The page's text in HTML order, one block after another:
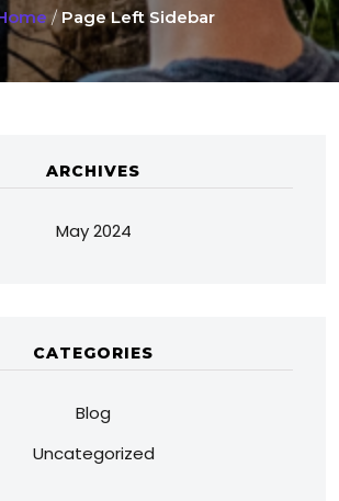
/Page Left Sidebar
ARCHIVES
May 2024
CATEGORIES
Blog
Uncategorized